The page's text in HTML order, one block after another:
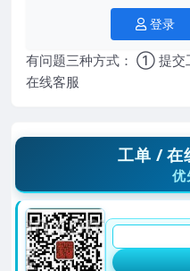
登录
有问题三种方式： ① 提
在线客服
工单 / 在
优